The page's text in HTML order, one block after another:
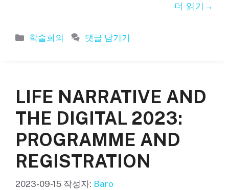
더 읽기
카
학술회의 댓글 남기기
LIFE NARRATIVE AND
THE DIGITAL 2023:
PROGRAMME AND
REGISTRATION
2023-09-15 작성자: Baro